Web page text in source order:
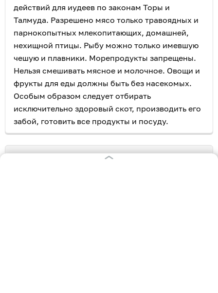
действий для иудеев по законам Торы и
Талмуда. Разрешено мясо только травоядных и
парнокопытных млекопитающих, домашней,
нехищной птицы. Рыбу можно только имевшую
чешую и плавники. Морепродукты запрещены.
Нельзя смешивать мясное и молочное. Овощи и
фрукты для еды должны быть без насекомых.
Особым образом следует отбирать
исключительно здоровый скот, производить его
забой, готовить все продукты и посуду.
На старинном кладбище в районе Юбилейной